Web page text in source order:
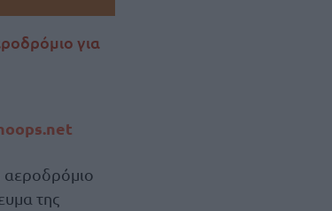
για
αεροδρόμιο
της